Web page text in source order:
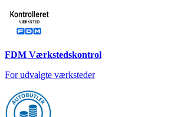
FDM Værkstedskontrol
For udvalgte værksteder